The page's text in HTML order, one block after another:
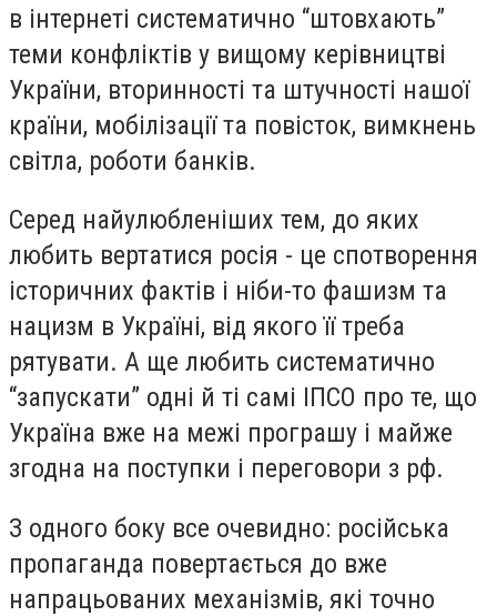
в інтернеті систематично “штовхають”
теми конфліктів у вищому керівництві
України, вторинності та штучності нашої
країни, мобілізації та повісток, вимкнень
світла, роботи банків.
Серед найулюбленіших тем, до яких
любить вертатися росія - це спотворення
історичних фактів і ніби-то фашизм та
нацизм в Україні, від якого її треба
рятувати. А ще любить систематично
“запускати” одні й ті самі ІПСО про те, що
Україна вже на межі програшу і майже
згодна на поступки і переговори з рф.
З одного боку все очевидно: російська
пропаганда повертається до вже
напрацьованих механізмів, які точно